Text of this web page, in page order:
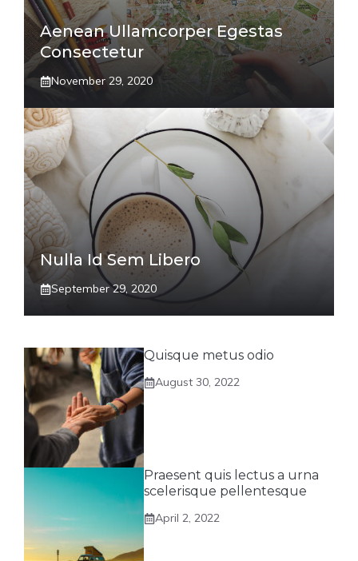
Aenean Ullamcorper Egestas
Consectetur
November 29, 2020
Nulla Id Sem Libero
September 29, 2020
Quisque metus odio
August 30, 2022
Praesent quis lectus a urna
scelerisque pellentesque
April 2, 2022